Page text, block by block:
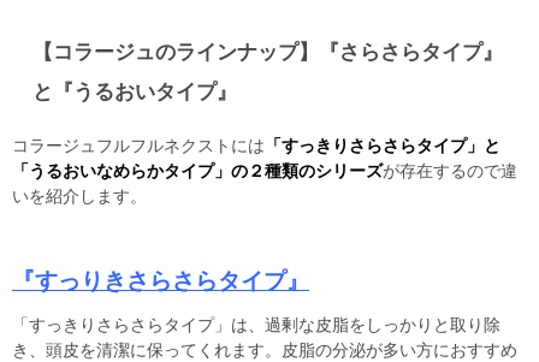
【コラージュのラインナップ】『さらさらタイプ』
と『うるおいタイプ』
コラージュフルフルネクストには 「すっきりさらさらタイプ」と
「うるおいなめらかタイプ」の２種類のシリーズが存在するので違
いを紹介します。
『すっりきさらさらタイプ』
「すっきりさらさらタイプ」は、過剰な皮脂をしっかりと取り除
き、頭皮を清潔に保ってくれます。皮脂の分泌が多い方におすすめ